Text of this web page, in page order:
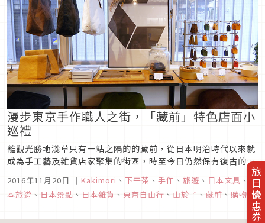
旅日優惠券
漫步東京手作職人之街，「藏前」特色店面小
巡禮
離觀光勝地淺草只有一站之隔的的藏前，從日本明治時代以來就
成為手工藝及雜貨店家聚集的街區，時至今日仍然保有復古的氛
圍，這次走訪藏前站附近的特色手作雜貨店家，一起到東京下町
的手作職人之街「藏前」漫步吧！
2016年11月20日 ｜ Kakimori 、 下午茶 、 手作 、 旅遊 、 日本文具 、 日
本旅遊 、 日本景點 、 日本雜貨 、 東京自由行 、 由於子 、 藏前 、 購物